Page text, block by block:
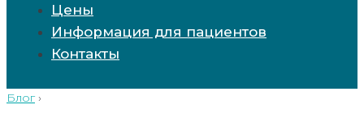
Цены
Информация для пациентов
Контакты
Блог ›